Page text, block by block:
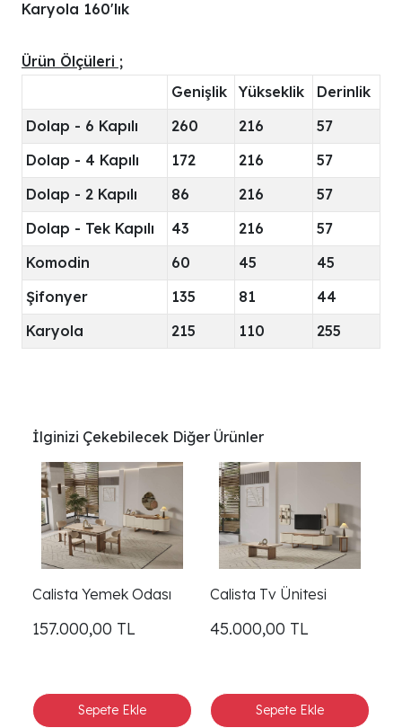
Karyola 160'lık
Ürün Ölçüleri ;
Genişlik
Yükseklik
Derinlik
Dolap - 6 Kapılı
260 216
57
Dolap - 4 Kapılı
172 216
57
Dolap - 2 Kapılı
86 216
57
Dolap - Tek Kapılı
43 216
57
Komodin
60 45
45
Şifonyer
135 81
44
Karyola
215 110 255
İlginizi Çekebilecek Diğer Ürünler
Calista Yemek Odası
157.000,00 TL
Calista Tv Ünitesi
45.000,00 TL